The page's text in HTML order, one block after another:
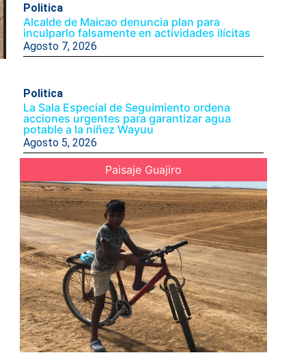
Politica
Alcalde de Maicao denuncia plan para
inculparlo falsamente en actividades ilícitas
Agosto 7, 2026
Politica
La Sala Especial de Seguimiento ordena
acciones urgentes para garantizar agua
potable a la niñez Wayuu
Agosto 5, 2026
Paisaje Guajiro